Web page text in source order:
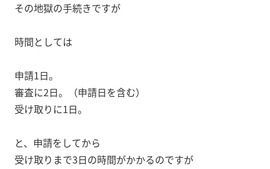
その地獄の手続きですが
時間としては
申請1日。
審査に2日。（申請日を含む）
受け取りに1日。
と、申請をしてから
受け取りまで3日の時間がかかるのですが